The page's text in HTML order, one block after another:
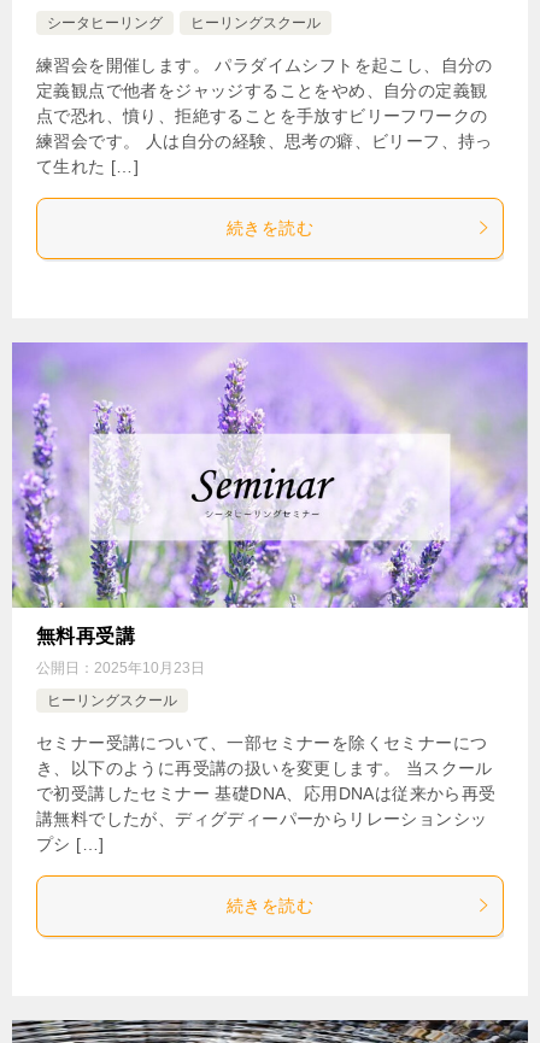
シータヒーリング
ヒーリングスクール
練習会を開催します。 パラダイムシフトを起こし、自分の
定義観点で他者をジャッジすることをやめ、自分の定義観
点で恐れ、憤り、拒絶することを手放すビリーフワークの
練習会です。 人は自分の経験、思考の癖、ビリーフ、持っ
て生れた […]
続きを読む
無料再受講
公開日： 2025年10月23日
ヒーリングスクール
セミナー受講について、一部セミナーを除くセミナーにつ
き、以下のように再受講の扱いを変更します。 当スクール
で初受講したセミナー 基礎DNA、応用DNAは従来から再受
講無料でしたが、ディグディーパーからリレーションシッ
プシ […]
続きを読む